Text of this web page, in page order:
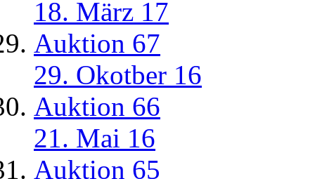
18. März 17
Auktion 67
29. Okotber 16
Auktion 66
21. Mai 16
Auktion 65